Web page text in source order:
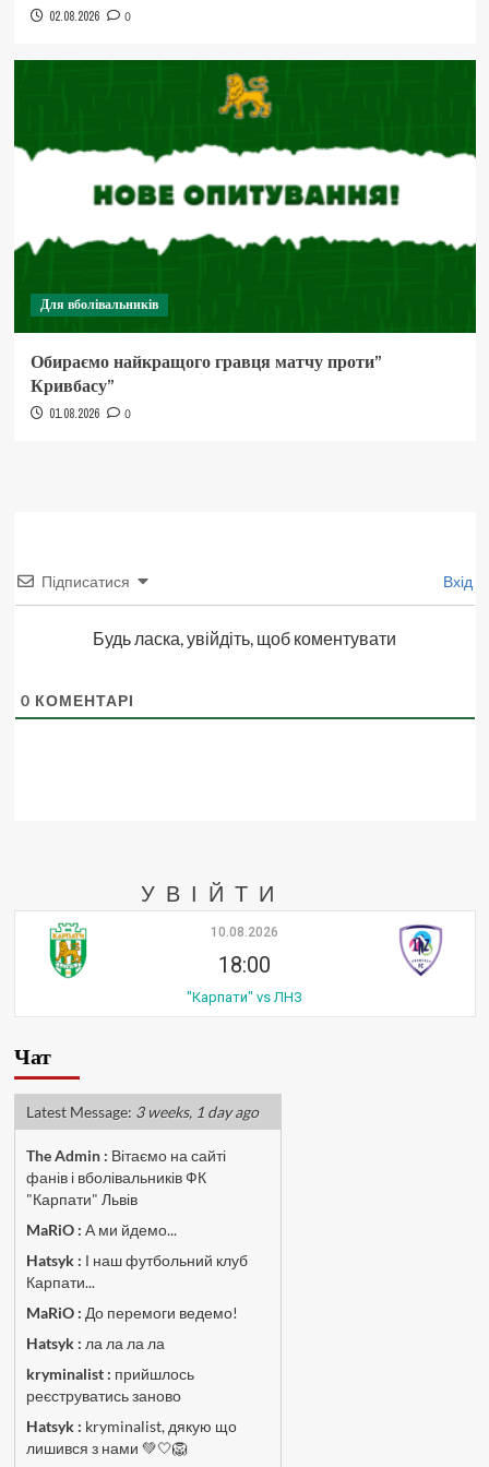
02.08.2026 0
Для вболівальників
Обираємо найкращого гравця матчу проти”
Кривбасу”
01.08.2026 0
Підписатися Вхід
Будь ласка, увійдіть, щоб коментувати
0 КОМЕНТАРІ
УВІЙТИ
10.08.2026
18:00
"Карпати" vs ЛНЗ
Чат
Latest Message: 3 weeks, 1 day ago
The Admin: Вітаємо на сайті
фанів і вболівальників ФК
"Карпати" Львів
MaRiO : А ми йдемо...
Hatsyk : І наш футбольний клуб
Карпати...
MaRiO : До перемоги ведемо!
Hatsyk : ла ла ла ла
kryminalist : прийшлось
реєструватись заново
Hatsyk : kryminalist, дякую що
лишився з нами 💚🤍🦁